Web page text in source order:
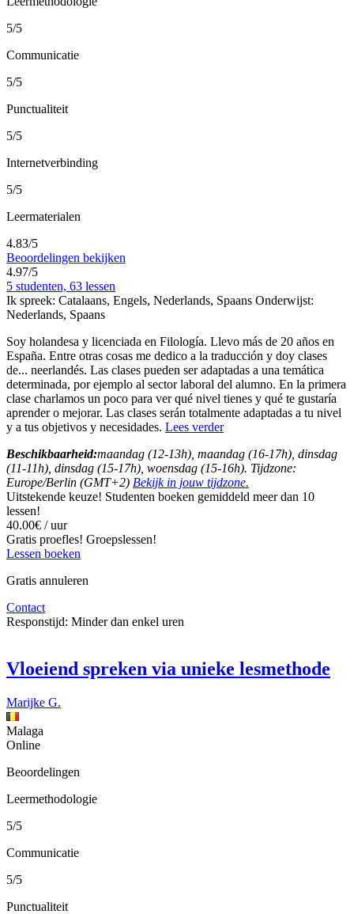
5/5
Communicatie
5/5
Punctualiteit
5/5
Internetverbinding
5/5
Leermaterialen
4.83/5
Beoordelingen bekijken
4.97/5
5 studenten, 63 lessen
Ik spreek: Catalaans, Engels, Nederlands, Spaans Onderwijst:
Nederlands, Spaans
Soy holandesa y licenciada en Filología. Llevo más de 20 años en
España. Entre otras cosas me dedico a la traducción y doy clases
de... neerlandés. Las clases pueden ser adaptadas a una temática
determinada, por ejemplo al sector laboral del alumno. En la primera
clase charlamos un poco para ver qué nivel tienes y qué te gustaría
aprender o mejorar. Las clases serán totalmente adaptadas a tu nivel
y a tus objetivos y necesidades. Lees verder
Beschikbaarheid:maandag (12-13h), maandag (16-17h), dinsdag
(11-11h), dinsdag (15-17h), woensdag (15-16h). Tijdzone:
Europe/Berlin (GMT+2) Bekijk in jouw tijdzone.
Uitstekende keuze! Studenten boeken gemiddeld meer dan 10
lessen!
40.00€ / uur
Gratis proefles! Groepslessen!
Lessen boeken
Gratis annuleren
Contact
Responstijd: Minder dan enkel uren
Vloeiend spreken via unieke lesmethode
Marijke G.
Malaga
Online
Beoordelingen
Leermethodologie
5/5
Communicatie
5/5
Punctualiteit